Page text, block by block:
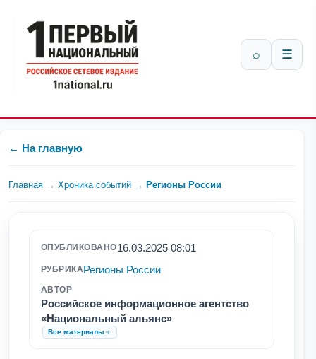
⌕ ☰
← На главную
Главная → Хроника событий → Регионы России
ОПУБЛИКОВАНО16.03.2025 08:01
РУБРИКАРегионы России
АВТОР
Российское информационное агентство
«Национальный альянс»
Все материалы